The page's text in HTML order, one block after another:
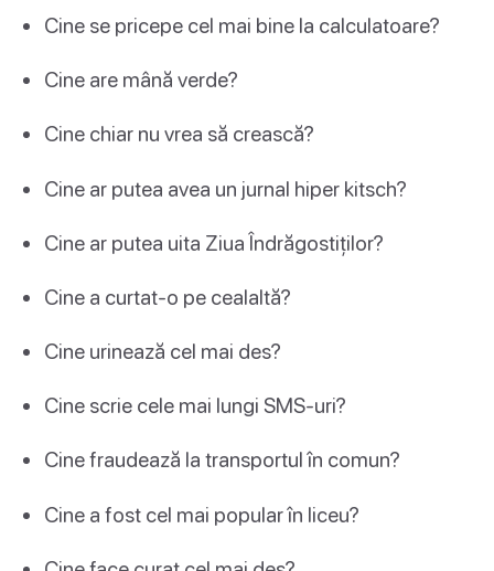
Cine se pricepe cel mai bine la calculatoare?
Cine are mână verde?
Cine chiar nu vrea să crească?
Cine ar putea avea un jurnal hiper kitsch?
Cine ar putea uita Ziua Îndrăgostiților?
Cine a curtat-o pe cealaltă?
Cine urinează cel mai des?
Cine scrie cele mai lungi SMS-uri?
Cine fraudează la transportul în comun?
Cine a fost cel mai popular în liceu?